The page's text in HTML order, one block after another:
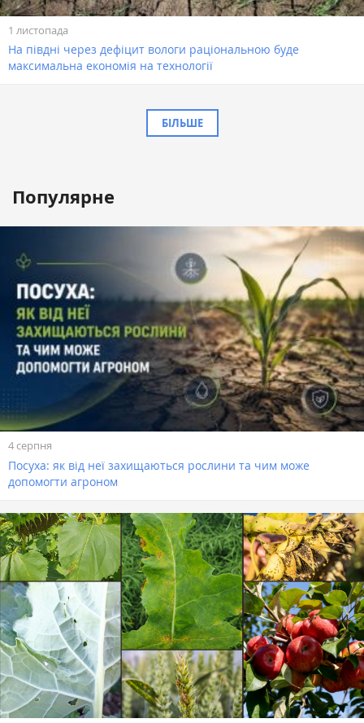
1 листопада
На півдні через дефіцит вологи раціональною буде
максимальна економія на технології
БІЛЬШЕ
Популярне
4 серпня
Посуха: як від неї захищаються рослини та чим може
допомогти агроном